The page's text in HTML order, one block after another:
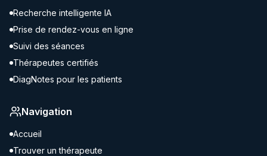
Recherche intelligente IA
Prise de rendez-vous en ligne
Suivi des séances
Thérapeutes certifiés
DiagNotes pour les patients
Navigation
Accueil
Trouver un thérapeute